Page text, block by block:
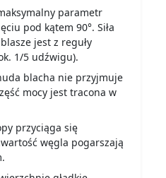
parametr
pod kątem 90°. Siła
jest z reguły
1/5 udźwigu).
blacha nie przyjmuje
mocy jest tracona w
przyciąga się
węgla pogarszają